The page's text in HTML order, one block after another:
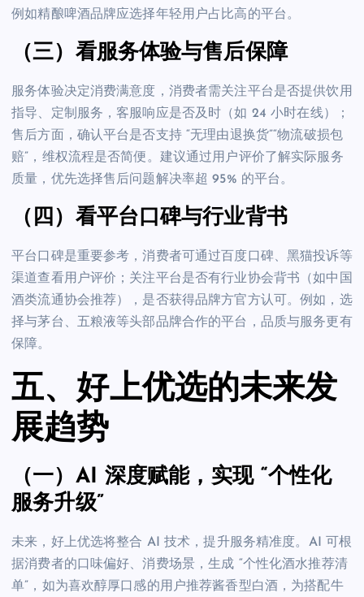
例如精酿啤酒品牌应选择年轻用户占比高的平台。
（三）看服务体验与售后保障
服务体验决定消费满意度，消费者需关注平台是否提供饮用
指导、定制服务，客服响应是否及时（如 24 小时在线）；
售后方面，确认平台是否支持 “无理由退换货”“物流破损包
赔”，维权流程是否简便。建议通过用户评价了解实际服务
质量，优先选择售后问题解决率超 95% 的平台。
（四）看平台口碑与行业背书
平台口碑是重要参考，消费者可通过百度口碑、黑猫投诉等
渠道查看用户评价；关注平台是否有行业协会背书（如中国
酒类流通协会推荐），是否获得品牌方官方认可。例如，选
择与茅台、五粮液等头部品牌合作的平台，品质与服务更有
保障。
五、好上优选的未来发
展趋势
（一）AI 深度赋能，实现 “个性化
服务升级”
未来，好上优选将整合 AI 技术，提升服务精准度。AI 可根
据消费者的口味偏好、消费场景，生成 “个性化酒水推荐清
单”，如为喜欢醇厚口感的用户推荐酱香型白酒，为搭配牛